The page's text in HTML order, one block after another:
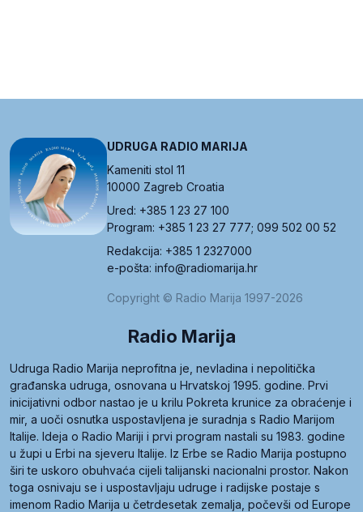
UDRUGA RADIO MARIJA
Kameniti stol 11
10000 Zagreb Croatia
Ured: +385 1 23 27 100
Program: +385 1 23 27 777; 099 502 00 52
Redakcija: +385 1 2327000
e-pošta: info@radiomarija.hr
Copyright © Radio Marija 1997-2026
Radio Marija
Udruga Radio Marija neprofitna je, nevladina i nepolitička
građanska udruga, osnovana u Hrvatskoj 1995. godine. Prvi
inicijativni odbor nastao je u krilu Pokreta krunice za obraćenje i
mir, a uoči osnutka uspostavljena je suradnja s Radio Marijom
Italije. Ideja o Radio Mariji i prvi program nastali su 1983. godine
u župi u Erbi na sjeveru Italije. Iz Erbe se Radio Marija postupno
širi te uskoro obuhvaća cijeli talijanski nacionalni prostor. Nakon
toga osnivaju se i uspostavljaju udruge i radijske postaje s
imenom Radio Marija u četrdesetak zemalja, počevši od Europe